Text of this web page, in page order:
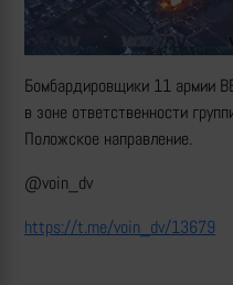
Бомбардировщики 11 армии
в зоне ответственности
Положское направление.
@voin_dv
https://t.me/voin_dv/13679